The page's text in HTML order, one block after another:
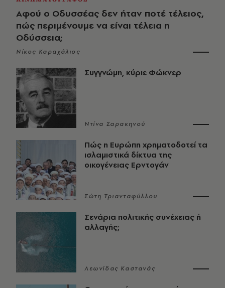
Αφού ο Οδυσσέας δεν ήταν ποτέ τέλειος,
πώς περιμένουμε να είναι τέλεια η
Οδύσσεια;
Νίκος Καραχάλιος
Συγγνώμη, κύριε Φώκνερ
Ντίνα Σαρακηνού
Πώς η Ευρώπη χρηματοδοτεί τα
ισλαμιστικά δίκτυα της
οικογένειας Ερντογάν
Σώτη Τριανταφύλλου
Σενάρια πολιτικής συνέχειας ή
αλλαγής;
Λεωνίδας Καστανάς